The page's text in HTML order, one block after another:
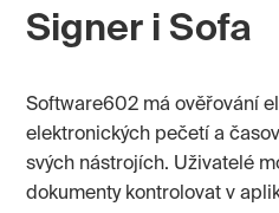
Signer i Sofa
Software602 má ověřování
elektronických pečetí a
svých nástrojích. Uživatelé
dokumenty kontrolovat v